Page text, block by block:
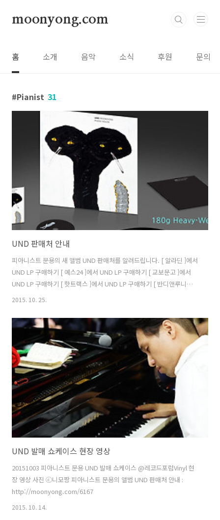
moonyong.com
홈 소개 음악 소식 후원 문의
Pianist 31
UND 판매처 안내
피아니스트 문용의 새 앨범 UND 판매처를 알려드립니다. [ 알라딘 ]에서
UND LP 구매하기 [ 예스24 ]에서 UND LP 구매하기 [ 교보문고 ]에서
UND LP 구매하기 [ 핫트랙스 ]에서 UND LP 구매하기 [ 반디앤루니스 ]
에서 UND LP 구매하기 [ 뮤직랜드 ]에서 UND LP 구매하기 [ 메타복스 ]
드 ]에서 UND LP 구매하기 [ 인터파크 ]에서 UND LP 구매하기 [ 11번가
]에서 UND LP 구매하기 [ 옥션 ]에서 UND LP 구매하기 교보문고 핫트
랙스 레코드포럼 Vinyl 토이레코드 김밥레코즈 메타복스 시트 [ 알라딘 ]
에서 CD 구매하기 [ 예스24 ]에서 CD 구매하기 [ 교보문고 ]에서 ..
2015. 10. 25.
UND 발매 쇼케이스 현장 영상
20151003 피아니스트 문용 UND 발매 쇼케이스 @레코드포럼Vinyl 현
장 영상 사진 ⓒ니모짱 피아니스트 문용의 앨범 UND 판매처 안내 :
http://moonyong.com/6167
2015. 10. 14.